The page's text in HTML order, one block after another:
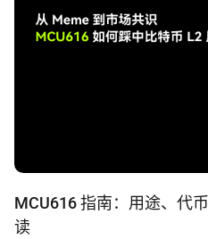
MCU616 指南：用途、代
读